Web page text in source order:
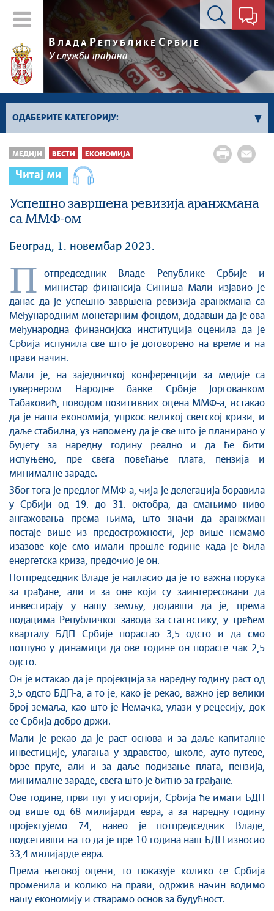
Контакт форма
В ЛАДА РЕПУБЛИКЕ СРБИЈЕ
У служби грађана
ОДАБЕРИТЕ КАТЕГОРИЈУ:
Влада Србије
Активности премијера
Активности потпредседника
Активности Владе
Косово и Метохија
Економија
Стоп корупцији
Култура и вера
Спорт
Конференције за новинаре
Интервјуи
Линкови
Издвојене теме
COVID-19 - архива
МЕДИЈИ ВЕСТИ ЕКОНОМИЈА
Читај ми
Успешно завршена ревизија аранжмана
са ММФ-ом
Београд, 1. новембар 2023.
П
отпредседник Владе Републике Србије и
министар финансија Синиша Мали изјавио је
данас да је успешно завршена ревизија аранжмана са
Међународним монетарним фондом, додавши да је ова
међународна финансијска институција оценила да је
Србија испунила све што је договорено на време и на
прави начин.
Мали је, на заједничкој конференцији за медије са
гувернером Народне банке Србије Јоргованком
Табаковић, поводом позитивних оцена ММФ-а, истакао
да је наша економија, упркос великој светској кризи, и
даље стабилна, уз напомену да је све што је планирано у
буџету за наредну годину реално и да ће бити
испуњено, пре свега повећање плата, пензија и
минималне зараде.
Због тога је предлог ММФ-а, чија је делегација боравила
у Србији од 19. до 31. октобра, да смањимо ниво
ангажовања према њима, што значи да аранжман
постаје више из предострожности, јер више немамо
изазове које смо имали прошле године када је била
енергетска криза, предочио је он.
Потпредседник Владе је нагласио да је то важна порука
за грађане, али и за оне који су заинтересовани да
инвестирају у нашу земљу, додавши да је, према
подацима Републичког завода за статистику, у трећем
кварталу БДП Србије порастао 3,5 одсто и да смо
потпуно у динамици да ове године он порасте чак 2,5
одсто.
Он је истакао да је пројекција за наредну годину раст од
3,5 одсто БДП-а, а то је, како је рекао, важно јер велики
број земаља, као што је Немачка, улази у рецесију, док
се Србија добро држи.
Мали је рекао да је раст основа и за даље капиталне
инвестиције, улагања у здравство, школе, ауто-путеве,
брзе пруге, али и за даље подизање плата, пензија,
минималне зараде, свега што је битно за грађане.
Ове године, први пут у историји, Србија ће имати БДП
од више од 68 милијарди евра, а за наредну годину
пројектујемо 74, навео је потпредседник Владе,
подсетивши на то да је пре 10 година наш БДП износио
33,4 милијарде евра.
Према његовој оцени, то показује колико се Србија
променила и колико на прави, одржив начин водимо
нашу економију и стварамо основ за будућност.